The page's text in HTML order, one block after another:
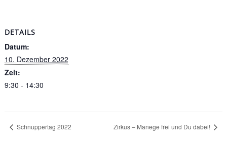
DETAILS
Datum:
10. Dezember 2022
Zeit:
9:30 - 14:30
Schnuppertag 2022 Zirkus – Manege frei und Du dabei!